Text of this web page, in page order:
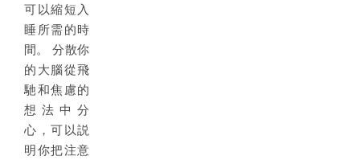
可以縮短入
睡所需的時
間。 分散你
的大腦從飛
馳和焦慮的
想法中分
心，可以説
明你把注意